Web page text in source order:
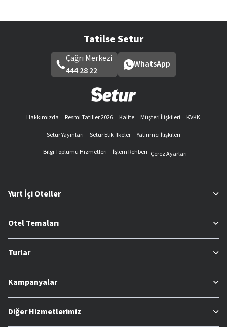
Tatilse Setur
Çağrı Merkezi
444 28 22
WhatsApp
Hakkımızda Resmi Tatiller 2026 Kalite Müşteri İlişkileri
KVKK
Setur Yayınları
Setur Etik İlkeler
Yatırımcı İlişkileri
Bilgi Toplumu Hizmetleri
İşlem Rehberi Çerez Ayarları
Yurt İçi Oteller
Otel Temaları
Turlar
Kampanyalar
Diğer Hizmetlerimiz